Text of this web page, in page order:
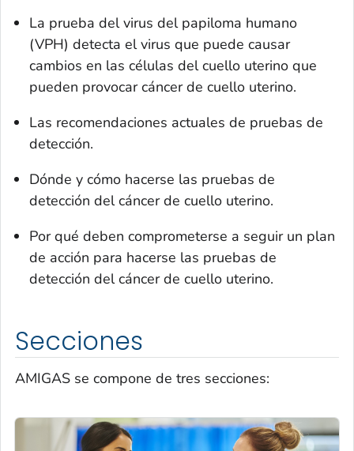
La prueba del virus del papiloma humano
(VPH) detecta el virus que puede causar
cambios en las células del cuello uterino que
pueden provocar cáncer de cuello uterino.
Las recomendaciones actuales de pruebas de
detección.
Dónde y cómo hacerse las pruebas de
detección del cáncer de cuello uterino.
Por qué deben comprometerse a seguir un plan
de acción para hacerse las pruebas de
detección del cáncer de cuello uterino.
Secciones
AMIGAS se compone de tres secciones: